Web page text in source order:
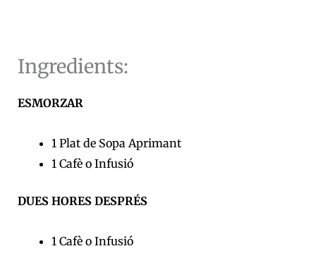
Ingredients:
ESMORZAR
1 Plat de Sopa Aprimant
1 Cafè o Infusió
DUES HORES DESPRÉS
1 Cafè o Infusió